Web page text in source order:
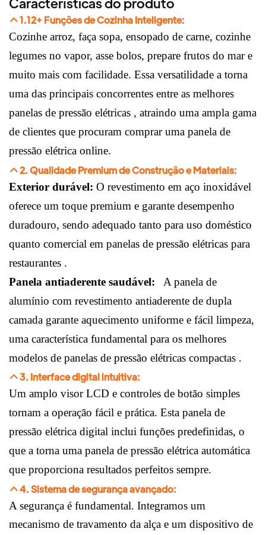
1.12+ Funções de Cozinha Inteligente:
Cozinhe arroz, faça sopa, ensopado de carne, cozinhe
legumes no vapor, asse bolos, prepare frutos do mar e
muito mais com facilidade. Essa versatilidade a torna
uma das principais concorrentes entre as melhores
panelas de pressão elétricas , atraindo uma ampla gama
de clientes que procuram comprar uma panela de
pressão elétrica online.
2. Qualidade Premium de Construção e Materiais:
Exterior durável: O revestimento em aço inoxidável
oferece um toque premium e garante desempenho
duradouro, sendo adequado tanto para uso doméstico
quanto comercial em panelas de pressão elétricas para
restaurantes .
Panela antiaderente saudável:
A panela de
alumínio com revestimento antiaderente de dupla
camada garante aquecimento uniforme e fácil limpeza,
uma característica fundamental para os melhores
modelos de panelas de pressão elétricas compactas .
3. Interface digital intuitiva:
Um amplo visor LCD e controles de botão simples
tornam a operação fácil e prática. Esta panela de
pressão elétrica digital inclui funções predefinidas, o
que a torna uma panela de pressão elétrica automática
que proporciona resultados perfeitos sempre.
4. Sistema de segurança avançado:
A segurança é fundamental. Integramos um
mecanismo de travamento da alça e um dispositivo de